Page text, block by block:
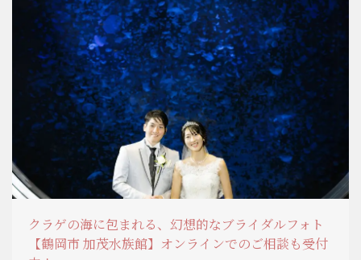
クラゲの海に包まれる、幻想的なブライダルフォト
【鶴岡市 加茂水族館】オンラインでのご相談も受付